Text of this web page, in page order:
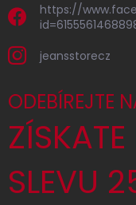
https://
jeansstorecz
ODEBÍREJTE
SLEVU